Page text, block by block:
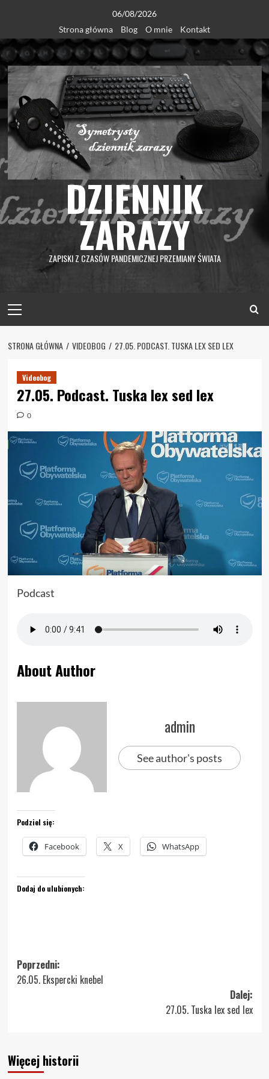
content
06/08/2026
Strona główna
Blog O mnie Kontakt
DZIENNIK
ZARAZY
ZAPISKI Z CZASÓW PANDEMICZNEJ PRZEMIANY ŚWIATA
Menu
STRONA GŁÓWNA VIDEOBOG 27.05. PODCAST. TUSKA LEX SED LEX
Videobog
27.05. Podcast. Tuska lex sed lex
0
Podcast
About Author
admin
See author's posts
Podziel się:
Facebook X WhatsApp
Dodaj do ulubionych:
Zobacz
wpisy
Poprzedni:
26.05. Ekspercki knebel
Dalej:
27.05. Tuska lex sed lex
Więcej historii